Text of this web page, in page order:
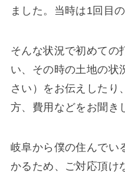
ました。当時は1回目
そんな状況で初めての
い、その時の土地の状
さい）をお伝えしたり
方、費用などをお聞き
岐阜から僕の住んでい
かるため、ご対応頂け